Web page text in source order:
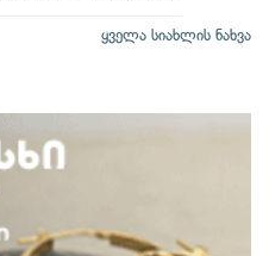
ყველა სიახლის ნახვა